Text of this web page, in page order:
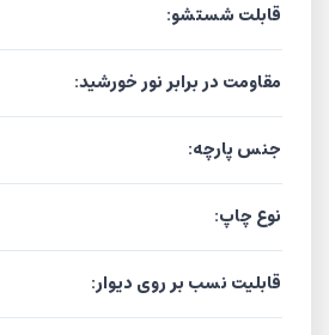
قابلت شستشو:
مقاومت در برابر نور خورشید:
جنس پارچه:
نوع چاپ:
قابلیت نسب بر روی دیوار: